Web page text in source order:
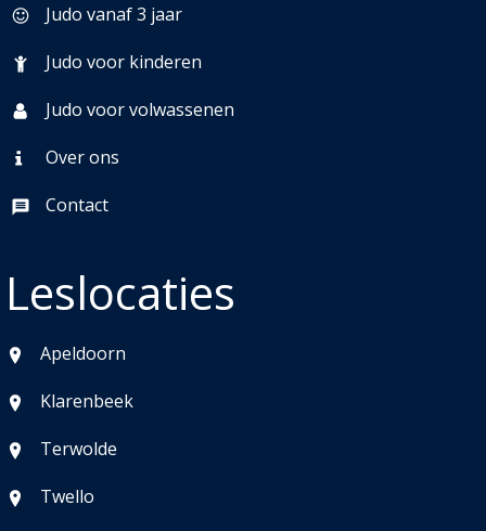
Judo vanaf 3 jaar
Judo voor kinderen
Judo voor volwassenen
Over ons
Contact
Leslocaties
Apeldoorn
Klarenbeek
Terwolde
Twello